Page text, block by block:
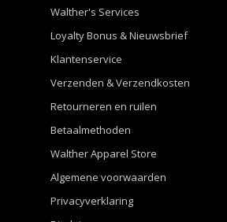
Walther's Services
Loyalty Bonus & Nieuwsbrief
Klantenservice
Verzenden & Verzendkosten
Retourneren en ruilen
Betaalmethoden
Walther Apparel Store
Algemene voorwaarden
Privacyverklaring